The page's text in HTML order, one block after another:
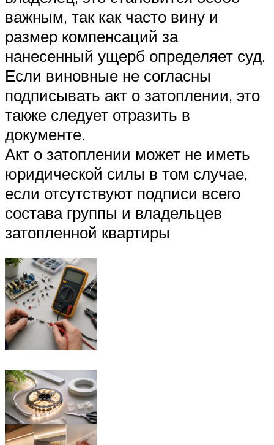
важным, так как часто вину и
размер компенсаций за
нанесенный ущерб определяет суд.
Если виновные не согласны
подписывать акт о затоплении, это
также следует отразить в
документе.
Акт о затоплении может не иметь
юридической силы в том случае,
если отсутствуют подписи всего
состава группы и владельцев
затопленной квартиры